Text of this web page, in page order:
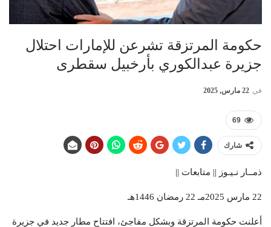
حكومة المرتزقة تشرعن للإمارات احتلال
جزيرة عبدالكوري بأرخبيل سقطرى
في 22 مارس, 2025
69
شارك
ذمــار نـيـوز || متابعات ||
22 مارس 2025مـ 22 رمضان 1446هـ
أعلنت حكومة المرتزقة وبشكل مفاجئ، افتتاح مطار جديد في جزيرة